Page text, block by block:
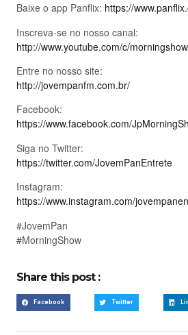
Baixe o app Panflix: https://
Inscreva-se no nosso canal:
http://www.youtube.com/c/morningshow
Entre no nosso site:
http://jovempanfm.com.br/
Facebook:
https://www.facebook.com/
Siga no Twitter:
https://twitter.com/JovemPanEntrete
Instagram:
https://www.instagram.com/
#JovemPan
#MorningShow
Share this post :
Facebook Twitter